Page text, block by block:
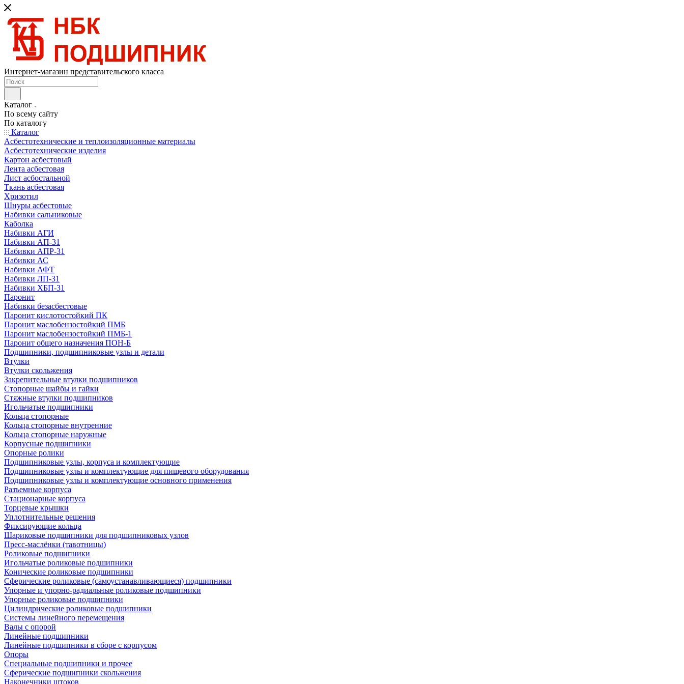
Интернет-магазин представительского класса
Каталог
По всему сайту
По каталогу
Каталог
Асбестотехнические и теплоизоляционные материалы
Асбестотехнические изделия
Картон асбестовый
Лента асбестовая
Лист асбостальной
Ткань асбестовая
Хризотил
Шнуры асбестовые
Набивки сальниковые
Каболка
Набивки АГИ
Набивки АП-31
Набивки АПР-31
Набивки АС
Набивки АФТ
Набивки ЛП-31
Набивки ХБП-31
Паронит
Набивки безасбестовые
Паронит кислотостойкий ПК
Паронит маслобензостойкий ПМБ
Паронит маслобензостойкий ПМБ-1
Паронит общего назначения ПОН-Б
Подшипники, подшипниковые узлы и детали
Втулки
Втулки скольжения
Закрепительные втулки подшипников
Стопорные шайбы и гайки
Стяжные втулки подшипников
Игольчатые подшипники
Кольца стопорные
Кольца стопорные внутренние
Кольца стопорные наружные
Корпусные подшипники
Опорные ролики
Подшипниковые узлы, корпуса и комплектующие
Подшипниковые узлы и комплектующие для пищевого оборудования
Подшипниковые узлы и комплектующие основного применения
Разъемные корпуса
Стационарные корпуса
Торцевые крышки
Уплотнительные решения
Фиксирующие кольца
Шариковые подшипники для подшипниковых узлов
Пресс-маслёнки (тавотницы)
Роликовые подшипники
Игольчатые роликовые подшипники
Конические роликовые подшипники
Сферические роликовые (самоустанавливающиеся) подшипники
Упорные и упорно-радиальные роликовые подшипники
Упорные роликовые подшипники
Цилиндрические роликовые подшипники
Системы линейного перемещения
Валы с опорой
Линейные подшипники
Линейные подшипники в сборе с корпусом
Опоры
Специальные подшипники и прочее
Сферические подшипники скольжения
Наконечники штоков